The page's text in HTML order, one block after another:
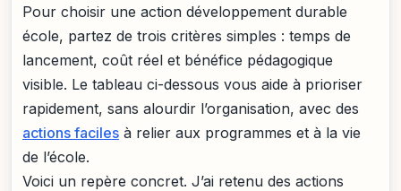
Pour choisir une action développement durable
école, partez de trois critères simples : temps de
lancement, coût réel et bénéfice pédagogique
visible. Le tableau ci-dessous vous aide à prioriser
rapidement, sans alourdir l’organisation, avec des
actions faciles à relier aux programmes et à la vie
de l’école.
Voici un repère concret. J’ai retenu des actions